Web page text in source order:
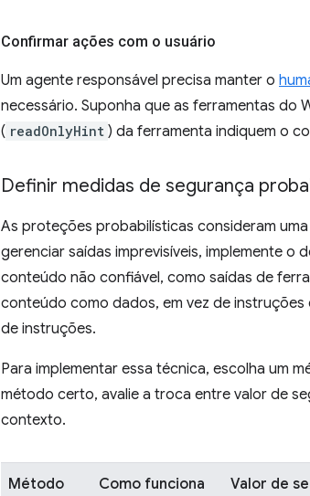
Confirmar ações com o usuário
Um agente responsável precisa manter o
necessário. Suponha que as ferramentas do
( readOnlyHint ) da ferramenta indiquem o
Definir medidas de segurança
As proteções probabilísticas consideram
gerenciar saídas imprevisíveis, implemente o
conteúdo não confiável, como saídas de
conteúdo como dados, em vez de
de instruções.
Para implementar essa técnica, escolha um
método certo, avalie a troca entre valor de
contexto.
Método Como funciona Valor de